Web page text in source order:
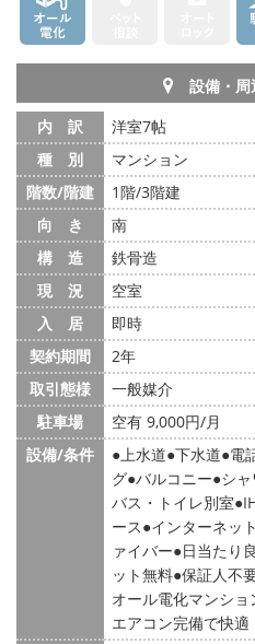
設備・
内 訳
洋室7帖
種 別
マンション
階数/階建
1階/3階建
向 き
南
構 造
鉄骨造
現 況
空室
入 居
即時
契約期間
2年
取引態様
一般媒介
駐車場
空有 9,000円/月
設備/条件
上水道 下水道 電
グ バルコニー シ
バス・トイレ別室
ース インターネッ
ァイバー 日当たり
ット無料 保証人不
オール電化マンシ
エアコン完備で快適